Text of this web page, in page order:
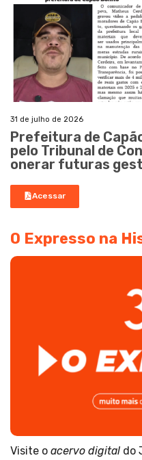
31 de julho de 2026
Prefeitura de
pelo Tribunal de
onerar futuras
Acessar
O Expresso na
Visite o acervo digital do